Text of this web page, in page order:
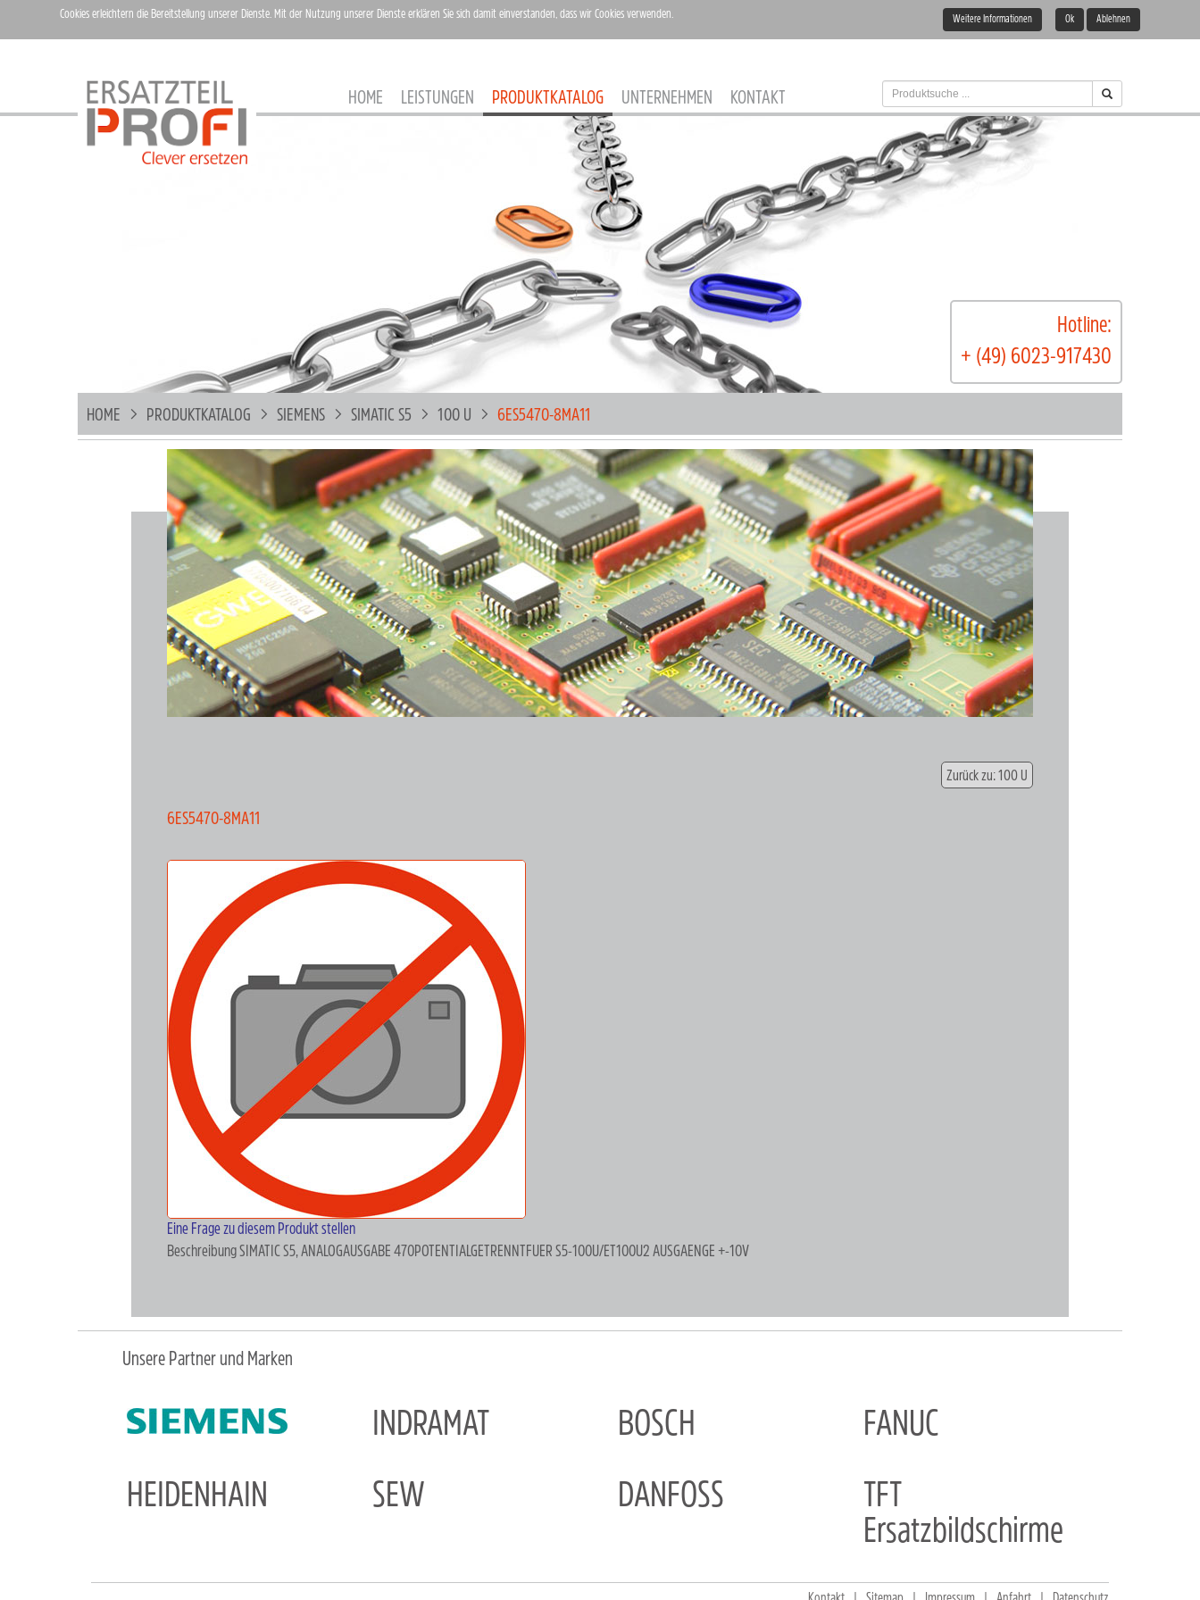
HOME LEISTUNGEN PRODUKTKATALOG UNTERNEHMEN KONTAKT
Hotline:
+ (49) 6023-917430
HOME PRODUKTKATALOG SIEMENS SIMATIC S5 100 U 6ES5470-8MA11
Zurück zu: 100 U
6ES5470-8MA11
Eine Frage zu diesem Produkt stellen
BeschreibungSIMATIC S5, ANALOGAUSGABE 470POTENTIALGETRENNTFUER S5-100U/ET100U2 AUSGAENGE +-10V
Unsere Partner und Marken
INDRAMAT BOSCH
FANUC
HEIDENHAIN
SEW DANFOSS
TFT
Ersatzbildschirme
Cookies erleichtern die Bereitstellung unserer Dienste. Mit der Nutzung unserer Dienste erklären Sie sich damit einverstanden, dass wir Cookies verwenden. Weitere Informationen Ok Ablehnen